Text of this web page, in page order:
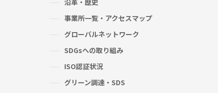
沿革・歴史
事業所一覧・アクセスマップ
グローバルネットワーク
SDGsへの取り組み
ISO認証状況
グリーン調達・SDS